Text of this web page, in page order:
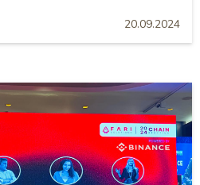
20.09.2024